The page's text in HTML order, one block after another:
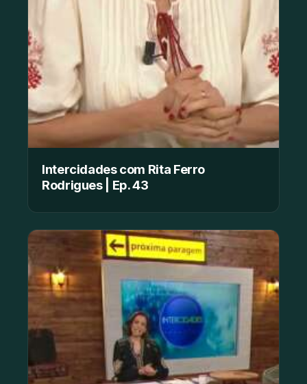
Intercidades com Rita Ferro
Rodrigues | Ep. 43